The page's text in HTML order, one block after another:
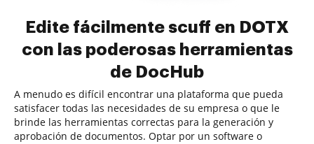
Edite fácilmente scuff en DOTX
con las poderosas herramientas
de DocHub
A menudo es difícil encontrar una plataforma que pueda
satisfacer todas las necesidades de su empresa o que le
brinde las herramientas correctas para la generación y
aprobación de documentos. Optar por un software o